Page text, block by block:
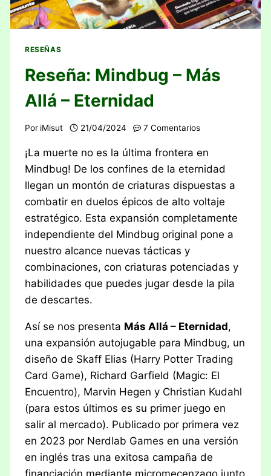
RESEÑAS
Reseña: Mindbug – Más
Allá – Eternidad
Por iMisut 21/04/2024 7 Comentarios
¡La muerte no es la última frontera en
Mindbug! De los confines de la eternidad
llegan un montón de criaturas dispuestas a
combatir en duelos épicos de alto voltaje
estratégico. Esta expansión completamente
independiente del Mindbug original pone a
nuestro alcance nuevas tácticas y
combinaciones, con criaturas potenciadas y
habilidades que puedes jugar desde la pila
de descartes.
Así se nos presenta Más Allá – Eternidad,
una expansión autojugable para Mindbug, un
diseño de Skaff Elias (Harry Potter Trading
Card Game), Richard Garfield (Magic: El
Encuentro), Marvin Hegen y Christian Kudahl
(para estos últimos es su primer juego en
salir al mercado). Publicado por primera vez
en 2023 por Nerdlab Games en una versión
en inglés tras una exitosa campaña de
financiación mediante micromecenzago junto